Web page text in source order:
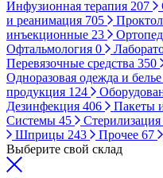
Инфузионная терапия 207
и реанимация 705
инъекционные 23
Офтальмология 0
Перевязочные средства 350
Одноразовая одежда и белье
продукция 124
Дезинфекция 406 Пакеты
Системы 45 Стерилизация
Шприцы 243 Прочее 67
Выберите свой склад